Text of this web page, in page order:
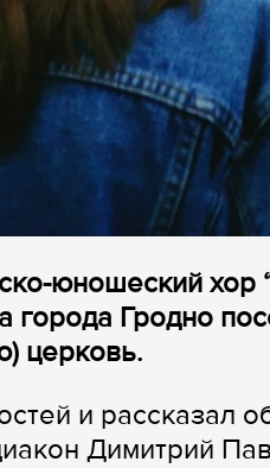
юношеский хор
города Гродно
церковь.
и рассказал
Димитрий